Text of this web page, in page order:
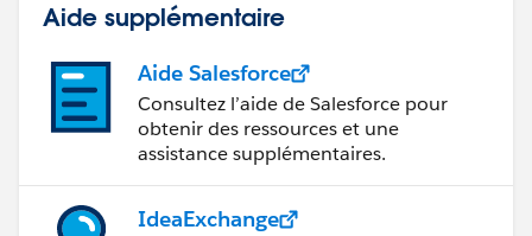
Aide supplémentaire
Aide Salesforce
Consultez l’aide de Salesforce pour
obtenir des ressources et une
assistance supplémentaires.
IdeaExchange